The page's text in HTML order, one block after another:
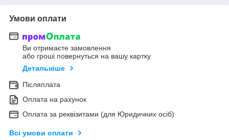
Умови оплати
Ви отримаєте замовлення
або гроші повернуться на вашу картку
Детальніше
Післяплата
Оплата на рахунок
Оплата за реквізитами (для Юридичних осіб)
Всі умови оплати